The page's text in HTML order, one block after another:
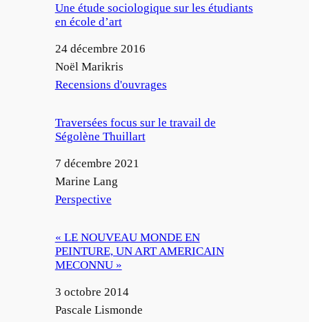
Une étude sociologique sur les étudiants
en école d’art
Date
24 décembre 2016
Auteur
Noël Marikris
Par rapport à
Recensions d'ouvrages
Traversées focus sur le travail de
Ségolène Thuillart
Date
7 décembre 2021
Auteur
Marine Lang
Par rapport à
Perspective
« LE NOUVEAU MONDE EN
PEINTURE, UN ART AMERICAIN
MECONNU »
Date
3 octobre 2014
Auteur
Pascale Lismonde